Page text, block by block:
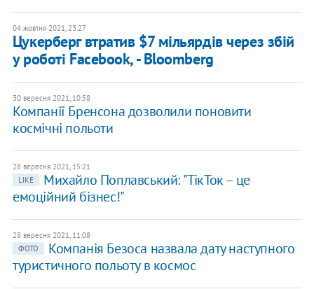
04 жовтня 2021, 23:27
Цукерберг втратив $7 мільярдів через збій
у роботі Facebook, - Bloomberg
30 вересня 2021, 10:58
Компанії Бренсона дозволили поновити
космічні польоти
28 вересня 2021, 15:21
LIKE
Михайло Поплавський: "ТікТок – це
емоційний бізнес!"
28 вересня 2021, 11:08
ФОТО
Компанія Безоса назвала дату наступного
туристичного польоту в космос